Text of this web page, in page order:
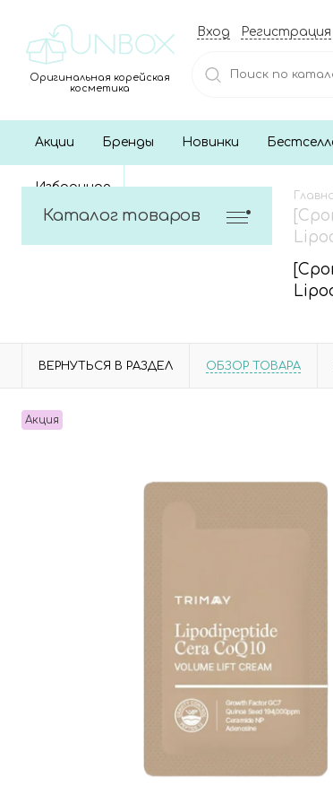
Оригинальная корейская
косметика
Вход Регистрация
Акции Бренды Новинки
Избранное
Каталог товаров
ВЕРНУТЬСЯ В РАЗДЕЛ ОБЗОР ТОВАРА
Акция